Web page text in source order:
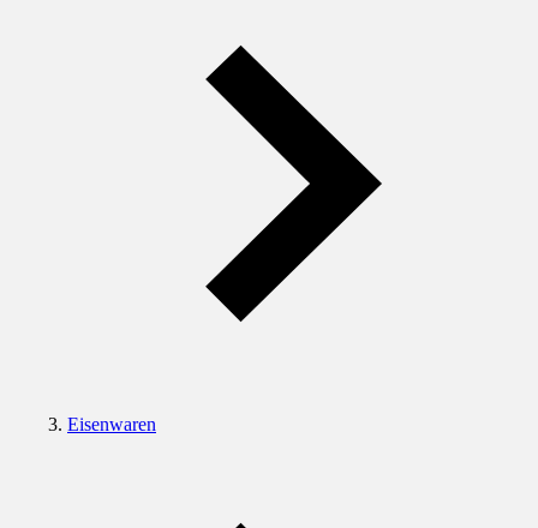
Eisenwaren